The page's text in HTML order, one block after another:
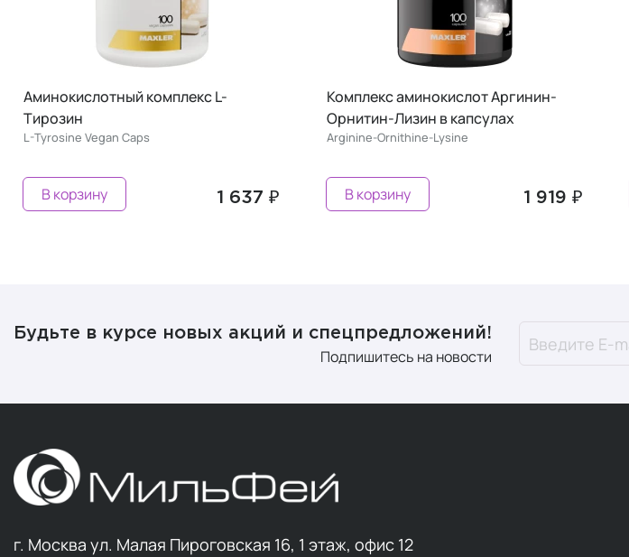
Аминокислотный комплекс L-
Тирозин
L-Tyrosine Vegan Caps
1 637 ₽
В корзину
Комплекс аминокислот Аргинин-
Орнитин-Лизин в капсулах
Arginine-Ornithine-Lysine
1 919 ₽
В корзину
Будьте в курсе новых акций и спецпредложений!
Подпишитесь на новости
г. Москва ул. Малая Пироговская 16, 1 этаж, офис 12